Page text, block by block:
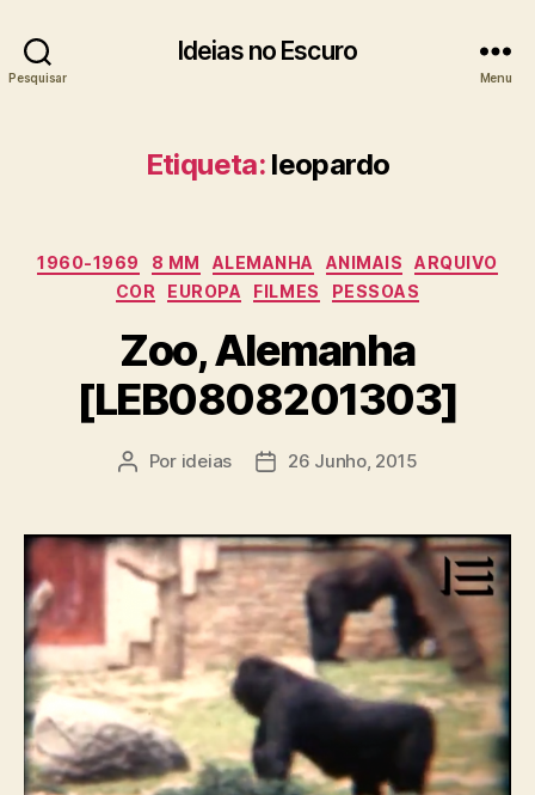
Pesquisar
Ideias no Escuro
Menu
Etiqueta: leopardo
Categorias
1960-1969 8 MM ALEMANHA ANIMAIS
ARQUIVO
COR
EUROPA FILMES PESSOAS
Zoo, Alemanha
[LEB0808201303]
Autor
Por ideias
Data26 Junho, 2015